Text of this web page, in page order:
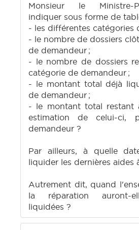
Monsieur le Ministre-
indiquer sous forme de
- les différentes catégories
- le nombre de dossiers
de demandeur ;
- le nombre de dossiers
catégorie de demandeur ;
- le montant total déjà
de demandeur ;
- le montant total restant
estimation de celui-ci,
demandeur ?
Par ailleurs, à quelle
liquider les dernières aides
Autrement dit, quand
la réparation auront-
liquidées ?